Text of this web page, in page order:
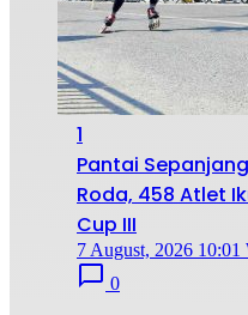
1
Pantai
Roda, 458 Atlet
Cup III
7 August, 2026 10:01
0